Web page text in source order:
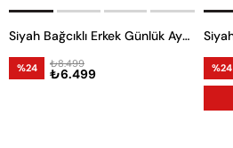
Siyah Bağcıklı Erkek Günlük Ayakkabı
%24 ₺6.499
₺8.499 %24